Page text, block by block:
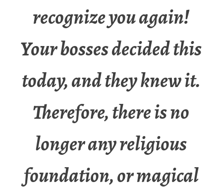
recognize you again!
Your bosses decided this
today, and they knew it.
Therefore, there is no
longer any religious
foundation, or magical